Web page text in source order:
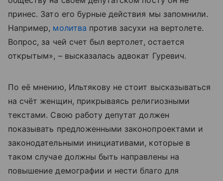
принес. Зато его бурные действия мы запомнили.
Например, молитва против засухи на вертолете.
Вопрос, за чей счет был вертолет, остается
открытым», – высказалась адвокат Гуревич.
По её мнению, Ильтякову не стоит высказываться
на счёт женщин, прикрываясь религиозными
текстами. Свою работу депутат должен
показывать предложенными законопроектами и
законодательными инициативами, которые в
таком случае должны быть направлены на
повышение демографии и нести благо для